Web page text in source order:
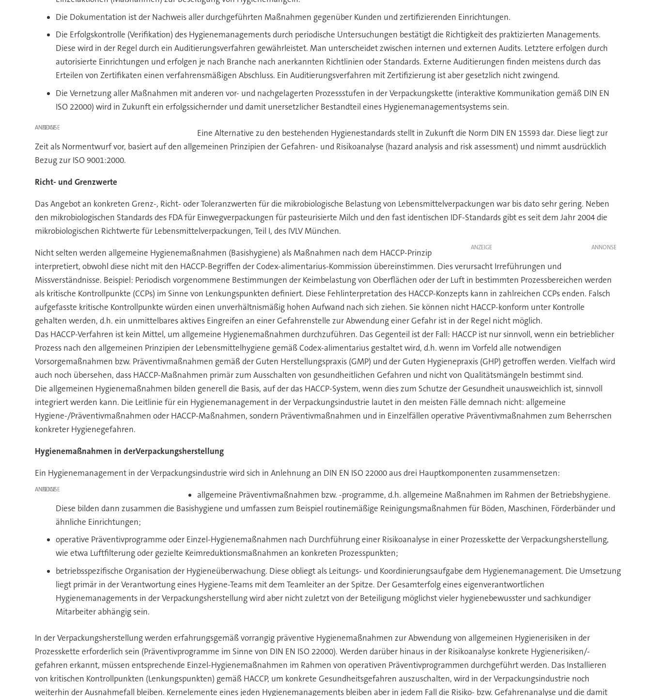
Die Dokumentation ist der Nachweis aller durchgeführten Maßnahmen gegenüber Kunden und zertifizierenden Einrichtungen.
Die Erfolgskontrolle (Verifikation) des Hygienemanagements durch periodische Untersuchungen bestätigt die Richtigkeit des praktizierten Managements.
Diese wird in der Regel durch ein Auditierungsverfahren gewährleistet. Man unterscheidet zwischen internen und externen Audits. Letztere erfolgen durch
autorisierte Einrichtungen und erfolgen je nach Branche nach anerkannten Richtlinien oder Standards. Externe Auditierungen finden meistens durch das
Erteilen von Zertifikaten einen verfahrensmäßigen Abschluss. Ein Auditierungsverfahren mit Zertifizierung ist aber gesetzlich nicht zwingend.
Die Vernetzung aller Maßnahmen mit anderen vor- und nachgelagerten Prozessstufen in der Verpackungskette (interaktive Kommunikation gemäß DIN EN
ISO 22000) wird in Zukunft ein erfolgssichernder und damit unersetzlicher Bestandteil eines Hygienemanagementsystems sein.
ANZEIGE
Eine Alternative zu den bestehenden Hygienestandards stellt in Zukunft die Norm DIN EN 15593 dar. Diese liegt zur
Zeit als Normentwurf vor, basiert auf den allgemeinen Prinzipien der Gefahren- und Risikoanalyse (hazard analysis and risk assessment) und nimmt ausdrücklich
Bezug zur ISO 9001:2000.
Richt- und Grenzwerte
Das Angebot an konkreten Grenz-, Richt- oder Toleranzwerten für die mikrobiologische Belastung von Lebensmittelverpackungen war bis dato sehr gering. Neben
den mikrobiologischen Standards des FDA für Einwegverpackungen für pasteurisierte Milch und den fast identischen IDF-Standards gibt es seit dem Jahr 2004 die
mikrobiologischen Richtwerte für Lebensmittelverpackungen, Teil I, des IVLV München.
ANZEIGE
Nicht selten werden allgemeine Hygienemaßnahmen (Basishygiene) als Maßnahmen nach dem HACCP-Prinzip
interpretiert, obwohl diese nicht mit den HACCP-Begriffen der Codex-alimentarius-Kommission übereinstimmen. Dies verursacht Irreführungen und
Missverständnisse. Beispiel: Periodisch vorgenommene Bestimmungen der Keimbelastung von Oberflächen oder der Luft in bestimmten Prozessbereichen werden
als kritische Kontrollpunkte (CCPs) im Sinne von Lenkungspunkten definiert. Diese Fehlinterpretation des HACCP-Konzepts kann in zahlreichen CCPs enden. Falsch
aufgefasste kritische Kontrollpunkte würden einen unverhältnismäßig hohen Aufwand nach sich ziehen. Sie können nicht HACCP-konform unter Kontrolle
gehalten werden, d.h. ein unmittelbares aktives Eingreifen an einer Gefahrenstelle zur Abwendung einer Gefahr ist in der Regel nicht möglich.
Das HACCP-Verfahren ist kein Mittel, um allgemeine Hygienemaßnahmen durchzuführen. Das Gegenteil ist der Fall: HACCP ist nur sinnvoll, wenn ein betrieblicher
Prozess nach den allgemeinen Prinzipien der Lebensmittelhygiene gemäß Codex-alimentarius gestaltet wird, d.h. wenn im Vorfeld alle notwendigen
Vorsorgemaßnahmen bzw. Präventivmaßnahmen gemäß der Guten Herstellungspraxis (GMP) und der Guten Hygienepraxis (GHP) getroffen werden. Vielfach wird
auch noch übersehen, dass HACCP-Maßnahmen primär zum Ausschalten von gesundheitlichen Gefahren und nicht von Qualitätsmängeln bestimmt sind.
Die allgemeinen Hygienemaßnahmen bilden generell die Basis, auf der das HACCP-System, wenn dies zum Schutze der Gesundheit unausweichlich ist, sinnvoll
integriert werden kann. Die Leitlinie für ein Hygienemanagement in der Verpackungsindustrie lautet in den meisten Fälle demnach nicht: allgemeine
Hygiene-/Präventivmaßnahmen oder HACCP-Maßnahmen, sondern Präventivmaßnahmen und in Einzelfällen operative Präventivmaßnahmen zum Beherrschen
konkreter Hygienegefahren.
Hygienemaßnahmen in derVerpackungsherstellung
Ein Hygienemanagement in der Verpackungsindustrie wird sich in Anlehnung an DIN EN ISO 22000 aus drei Hauptkomponenten zusammensetzen:
ANZEIGE
allgemeine Präventivmaßnahmen bzw. -programme, d.h. allgemeine Maßnahmen im Rahmen der Betriebshygiene.
Diese bilden dann zusammen die Basishygiene und umfassen zum Beispiel routinemäßige Reinigungsmaßnahmen für Böden, Maschinen, Förderbänder und
ähnliche Einrichtungen;
operative Präventivprogramme oder Einzel-Hygienemaßnahmen nach Durchführung einer Risikoanalyse in einer Prozesskette der Verpackungsherstellung,
wie etwa Luftfilterung oder gezielte Keimreduktionsmaßnahmen an konkreten Prozesspunkten;
betriebsspezifische Organisation der Hygieneüberwachung. Diese obliegt als Leitungs- und Koordinierungsaufgabe dem Hygienemanagement. Die Umsetzung
liegt primär in der Verantwortung eines Hygiene-Teams mit dem Teamleiter an der Spitze. Der Gesamterfolg eines eigenverantwortlichen
Hygienemanagements in der Verpackungsherstellung wird aber nicht zuletzt von der Beteiligung möglichst vieler hygienebewusster und sachkundiger
Mitarbeiter abhängig sein.
In der Verpackungsherstellung werden erfahrungsgemäß vorrangig präventive Hygienemaßnahmen zur Abwendung von allgemeinen Hygienerisiken in der
Prozesskette erforderlich sein (Präventivprogramme im Sinne von DIN EN ISO 22000). Werden darüber hinaus in der Risikoanalyse konkrete Hygienerisiken/-
gefahren erkannt, müssen entsprechende Einzel-Hygienemaßnahmen im Rahmen von operativen Präventivprogrammen durchgeführt werden. Das Installieren
von kritischen Kontrollpunkten (Lenkungspunkten) gemäß HACCP, um konkrete Gesundheitsgefahren auszuschalten, wird in der Verpackungsindustrie noch
weiterhin der Ausnahmefall bleiben. Kernelemente eines jeden Hygienemanagements bleiben aber in jedem Fall die Risiko- bzw. Gefahrenanalyse und die damit